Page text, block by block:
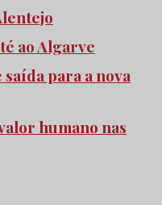
ao Algarve
para a nova
humano nas